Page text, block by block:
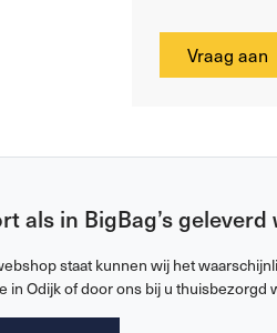
Vraag aan
als in BigBag’s geleverd
staat kunnen wij het
in Odijk of door ons bij u thuisbezorgd